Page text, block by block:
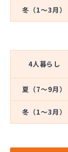
冬（1～3月）
4人暮らし
夏（7～9月）
冬（1～3月）